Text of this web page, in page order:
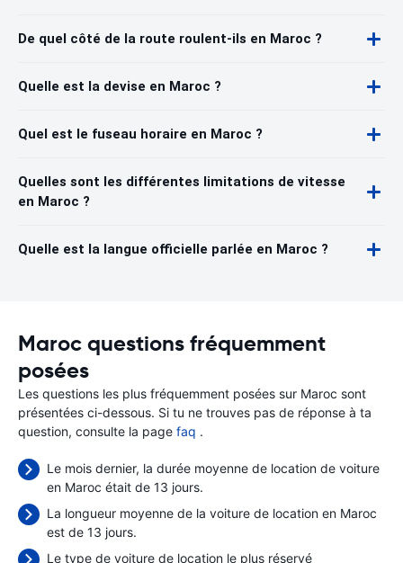
De quel côté de la route roulent-ils en Maroc ?
Quelle est la devise en Maroc ?
Quel est le fuseau horaire en Maroc ?
Quelles sont les différentes limitations de vitesse
en Maroc ?
Quelle est la langue officielle parlée en Maroc ?
Maroc questions fréquemment
posées
Les questions les plus fréquemment posées sur Maroc sont
présentées ci-dessous. Si tu ne trouves pas de réponse à ta
question, consulte la page faq .
Le mois dernier, la durée moyenne de location de voiture
en Maroc était de 13 jours.
La longueur moyenne de la voiture de location en Maroc
est de 13 jours.
Le type de voiture de location le plus réservé